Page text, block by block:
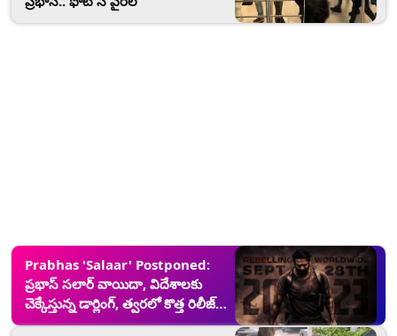
Prabhas 'Salaar' Postponed:
ప్రభాస్ సలార్ వాయిదా, విదేశాలకు
చెక్కేస్తున్న డార్లింగ్, త్వరలో కొత్త రిలీజ్
డేట్ ప్రకటిస్తామని తెలిపిన మేకర్స్